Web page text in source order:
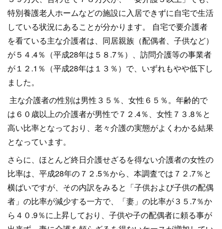
特別養護老人ホームなどの施設に入居できずに自宅で生活
している状況にあることが分かります。 自宅で要介護者
を看ている主な介護者は、同居親族（配偶者、子供など）
が５４.4％（平成28年は５８.7％）、訪問介護等の事業者
が１２.1％（平成28年は１３％）で、いずれもやや低下し
ました。
主な介護者の性別は男性３５％、女性６５％。年齢的で
は６０歳以上の介護者が男性で７２.4％、女性７３.8％と
高い比率となっており、老々介護の実態がよくわかる結果
となっています。
さらに、ほとんど終日介護せざるを得ない介護者の女性の
比率は、平成28年の７２.5％から、本調査では７２.7％と
横ばいですが、その内訳をみると「子供および子供の配偶
者」の比率が減少する一方で、「妻」の比率が３５.7％か
ら４０.9％に上昇しており、子供や子の配偶者に頼る事が